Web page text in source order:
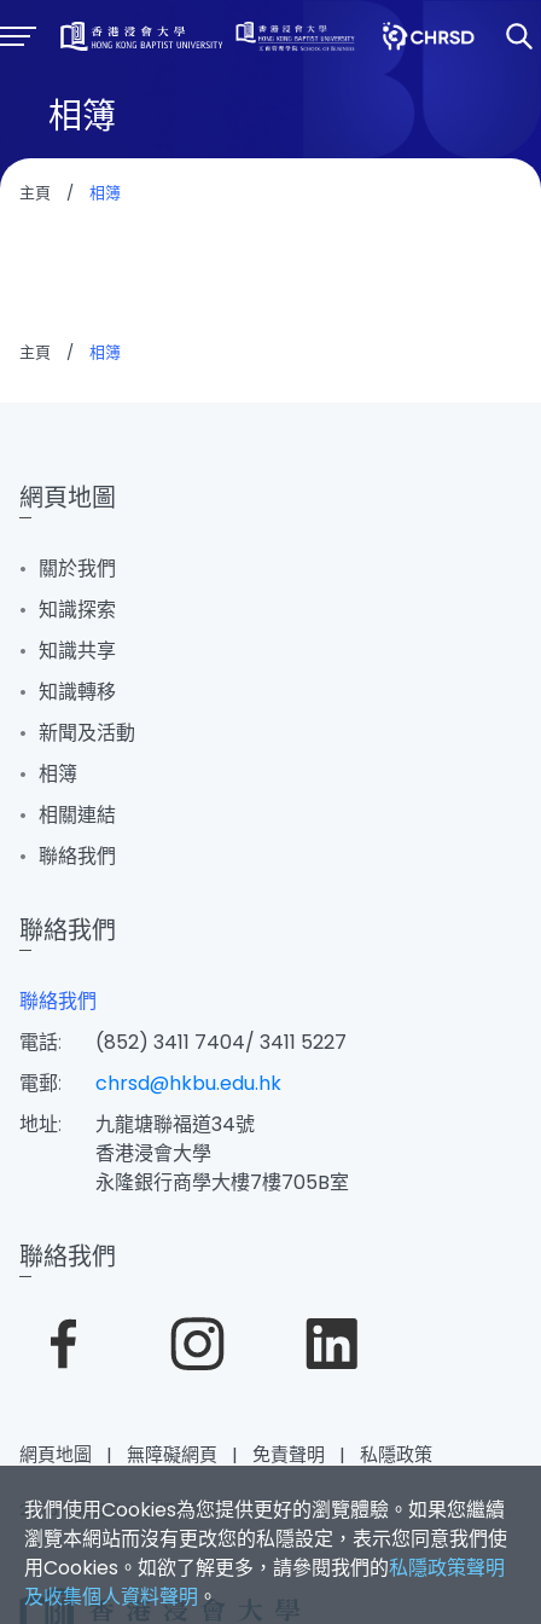
相簿
主頁 / 相簿
主頁 / 相簿
我們使用Cookies為您提供更好的瀏覽體驗。如果您繼續
瀏覽本網站而沒有更改您的私隱設定，表示您同意我們使
用Cookies。如欲了解更多，請參閱我們的私隱政策聲明
及收集個人資料聲明 。
網頁地圖
關於我們
知識探索
知識共享
知識轉移
新聞及活動
相簿
相關連結
聯絡我們
聯絡我們
聯絡我們
電話:
(852) 3411 7404/ 3411 5227
電郵:
chrsd@hkbu.edu.hk
地址:
九龍塘聯福道34號
香港浸會大學
永隆銀行商學大樓7樓705B室
聯絡我們
網頁地圖 | 無障礙網頁 | 免責聲明 | 私隱政策
2026 香港浸會大學 版權所有